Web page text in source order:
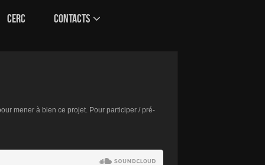
CERC CONTACTS
mener à bien ce projet. Pour participer / pré-